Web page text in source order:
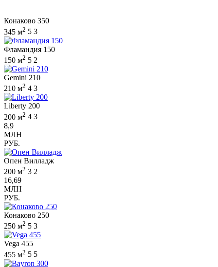
Конаково 350
345 м2 5 3
Фламандия 150
150 м2 5 2
Gemini 210
210 м2 4 3
Liberty 200
200 м2 4 3
8,9
МЛН
РУБ.
Опен Вилладж
200 м2 3 2
16,69
МЛН
РУБ.
Конаково 250
250 м2 5 3
Vega 455
455 м2 5 5